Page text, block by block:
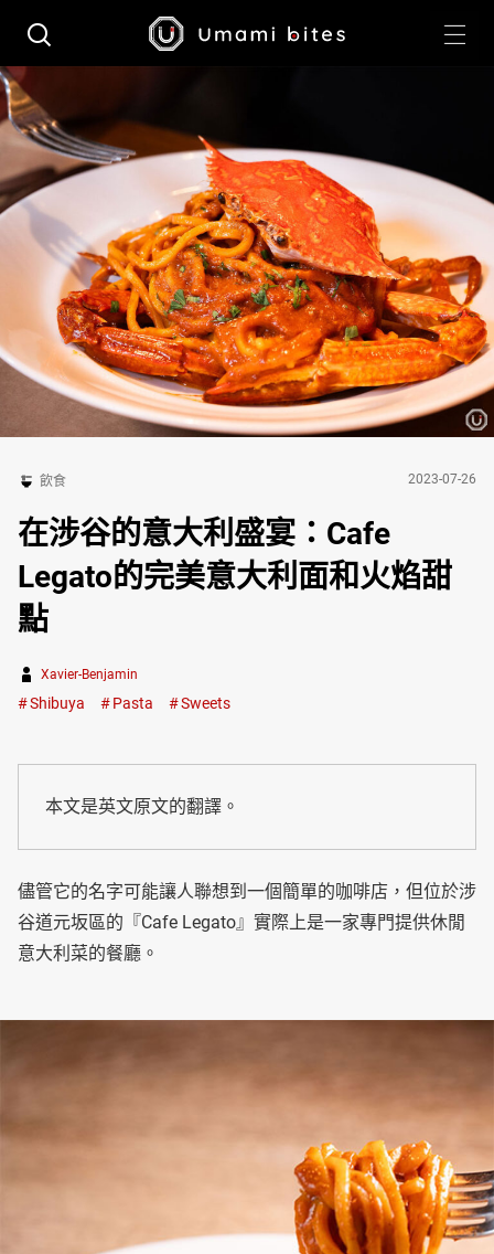
飲食 2023-07-26
在涉谷的意大利盛宴：Cafe
Legato的完美意大利面和火焰甜
點
Xavier-Benjamin
Shibuya Pasta Sweets
本文是英文原文的翻譯。
儘管它的名字可能讓人聯想到一個簡單的咖啡店，但位於涉
谷道元坂區的『Cafe Legato』實際上是一家專門提供休閒
意大利菜的餐廳。